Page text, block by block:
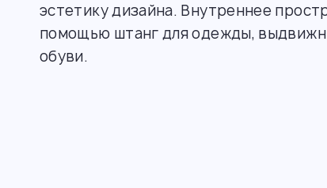
эстетику дизайна. Внутреннее
помощью штанг для одежды,
обуви.